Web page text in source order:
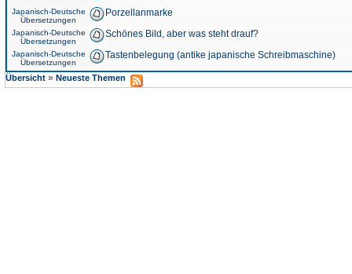
Japanisch-Deutsche
Übersetzungen
Porzellanmarke
Japanisch-Deutsche
Übersetzungen
Schönes Bild, aber was steht drauf?
Japanisch-Deutsche
Übersetzungen
Tastenbelegung (antike japanische Schreibmaschine)
Übersicht » Neueste Themen